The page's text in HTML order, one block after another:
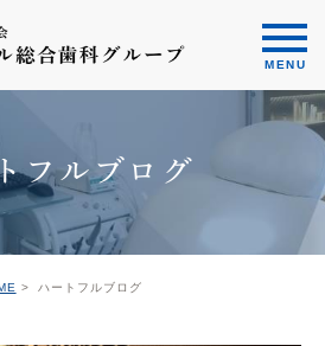
フルブログ
ハートフルブログ